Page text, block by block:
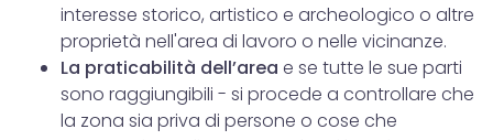
interesse storico, artistico e archeologico o altre
proprietà nell'area di lavoro o nelle vicinanze.
La praticabilità dell’area e se tutte le sue parti
sono raggiungibili - si procede a controllare che
la zona sia priva di persone o cose che